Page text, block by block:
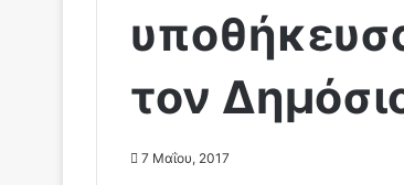
τον
7 Μαΐου, 2017